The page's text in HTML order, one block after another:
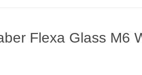
Flexa Glass М6